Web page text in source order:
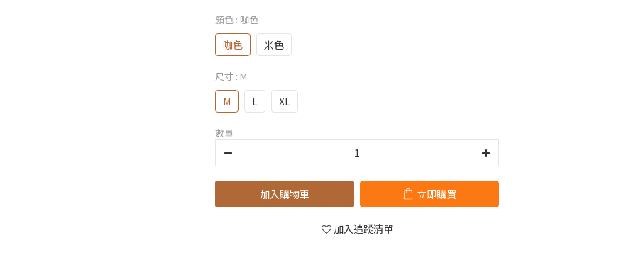
顏色 : 咖色
咖色 米色
尺寸 : M
M L XL
數量
加入購物車 立即購買
加入追蹤清單